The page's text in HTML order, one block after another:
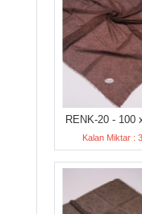
RENK-20 - 100
Kalan Miktar :